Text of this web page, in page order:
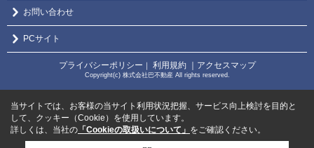
お問い合わせ
PCサイト
プライバシーポリシー ｜ 利用規約 ｜アクセスマップ
Copyright(c) 株式会社巴不動産 All rights reserved.
当サイトでは、お客様の当サイト利用状況把握、サービス向上検討を目的と
して、クッキー（Cookie）を使用しています。
詳しくは、当社の 「Cookieの取扱いについて」 をご確認ください。